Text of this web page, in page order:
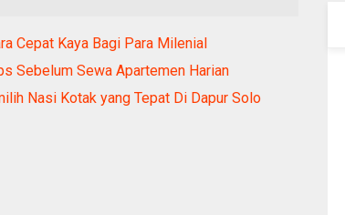
Cepat Kaya Bagi Para Milenial
Sebelum Sewa Apartemen Harian
Nasi Kotak yang Tepat Di Dapur Solo